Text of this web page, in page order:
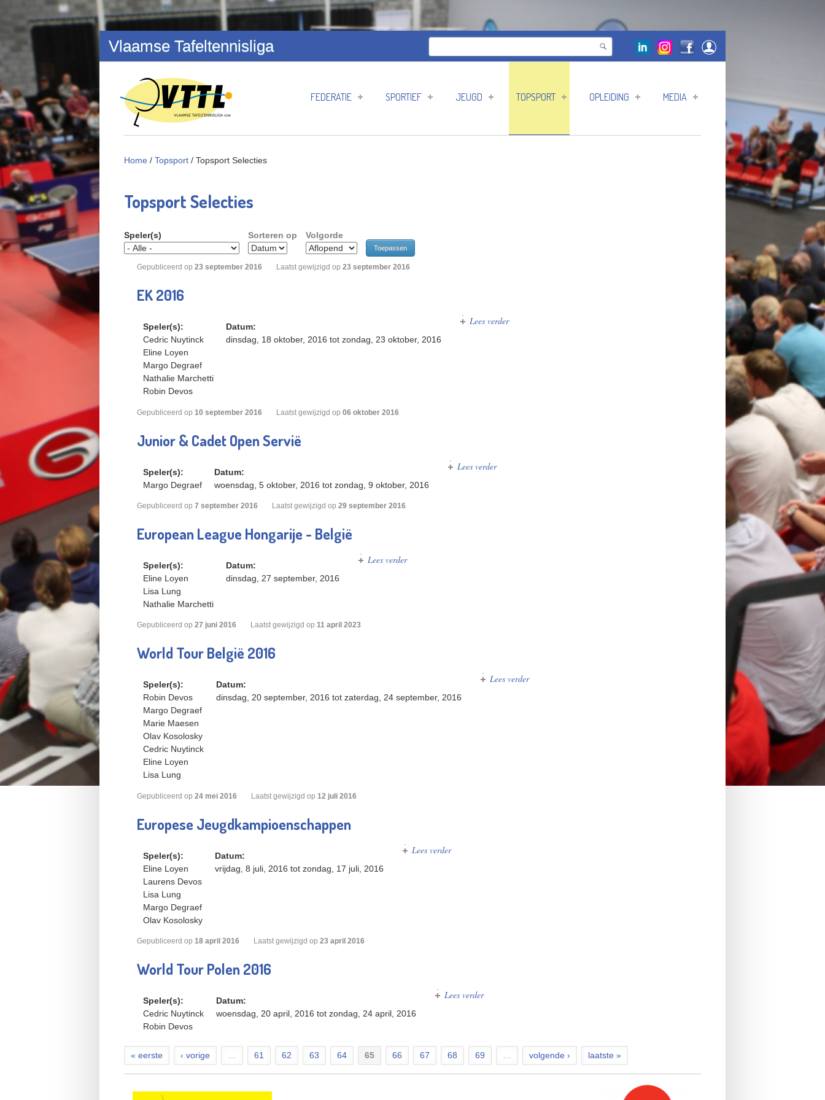
Overslaan en naar de inhoud gaan
Vlaamse Tafeltennisliga
Zoekveld
FEDERATIE SPORTIEF JEUGD TOPSPORT OPLEIDING MEDIA
Home / Topsport / Topsport Selecties
Topsport Selecties
Speler(s) Sorteren op Volgorde
Gepubliceerd op 23 september 2016 Laatst gewijzigd op 23 september 2016
EK 2016
Speler(s):
Cedric Nuytinck
Eline Loyen
Margo Degraef
Nathalie Marchetti
Robin Devos
Datum:
dinsdag, 18 oktober, 2016 tot zondag, 23 oktober, 2016
Lees verderover EK 2016
Gepubliceerd op 10 september 2016 Laatst gewijzigd op 06 oktober 2016
Junior & Cadet Open Servië
Speler(s):
Margo Degraef
Datum:
woensdag, 5 oktober, 2016 tot zondag, 9 oktober, 2016
Lees verderover Junior & Cadet Open Servië
Gepubliceerd op 7 september 2016 Laatst gewijzigd op 29 september 2016
European League Hongarije - België
Speler(s):
Eline Loyen
Lisa Lung
Nathalie Marchetti
Datum:
dinsdag, 27 september, 2016
Lees verderover European League Hongarije - België
Gepubliceerd op 27 juni 2016 Laatst gewijzigd op 11 april 2023
World Tour België 2016
Speler(s):
Robin Devos
Margo Degraef
Marie Maesen
Olav Kosolosky
Cedric Nuytinck
Eline Loyen
Lisa Lung
Datum:
dinsdag, 20 september, 2016 tot zaterdag, 24 september, 2016
Lees verderover World Tour België 2016
Gepubliceerd op 24 mei 2016 Laatst gewijzigd op 12 juli 2016
Europese Jeugdkampioenschappen
Speler(s):
Eline Loyen
Laurens Devos
Lisa Lung
Margo Degraef
Olav Kosolosky
Datum:
vrijdag, 8 juli, 2016 tot zondag, 17 juli, 2016
Lees verderover Europese Jeugdkampioenschappen
Gepubliceerd op 18 april 2016 Laatst gewijzigd op 23 april 2016
World Tour Polen 2016
Speler(s):
Cedric Nuytinck
Robin Devos
Datum:
woensdag, 20 april, 2016 tot zondag, 24 april, 2016
Lees verderover World Tour Polen 2016
Pagina's
« eerste ‹ vorige 61 62 63 64 65 66 67 68 69 volgende › laatste »